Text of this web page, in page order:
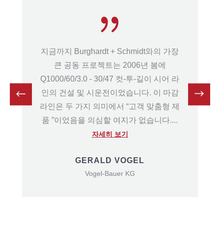
지금까지 Burghardt + Schmidt와의 가장
큰 공동 프로젝트는 2006년 봄에
Q1000/60/3.0 - 30/47 컷-투-길이 시어 라
인의 건설 및 시운전이었습니다. 이 마감
라인은 두 가지 의미에서 “고객 맞춤형 제
품 ”이었음을 의심할 여지가 없습니다....
자세히 보기
GERALD VOGEL
Vogel-Bauer KG